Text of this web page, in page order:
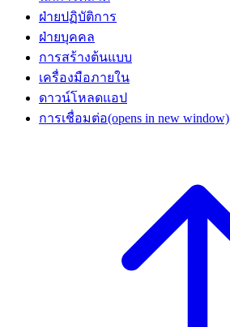
ฝ่ายปฏิบัติการ
ฝ่ายบุคคล
การสร้างต้นแบบ
เครื่องมือภายใน
ดาวน์โหลดแอป
การเชื่อมต่อ(opens in new window)